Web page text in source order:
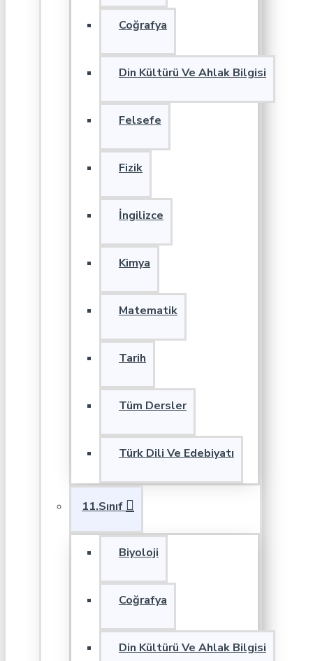
Coğrafya
Din Kültürü Ve Ahlak Bilgisi
Felsefe
Fizik
İngilizce
Kimya
Matematik
Tarih
Tüm Dersler
Türk Dili Ve Edebiyatı
11.Sınıf
Biyoloji
Coğrafya
Din Kültürü Ve Ahlak Bilgisi